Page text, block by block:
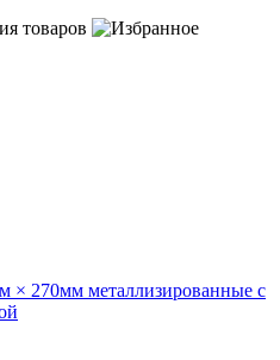
270мм металлизированные с